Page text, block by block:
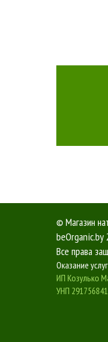
© Магазин
beOrganic.by
Все права
Оказание
ИП Козулько
УНП 291756841